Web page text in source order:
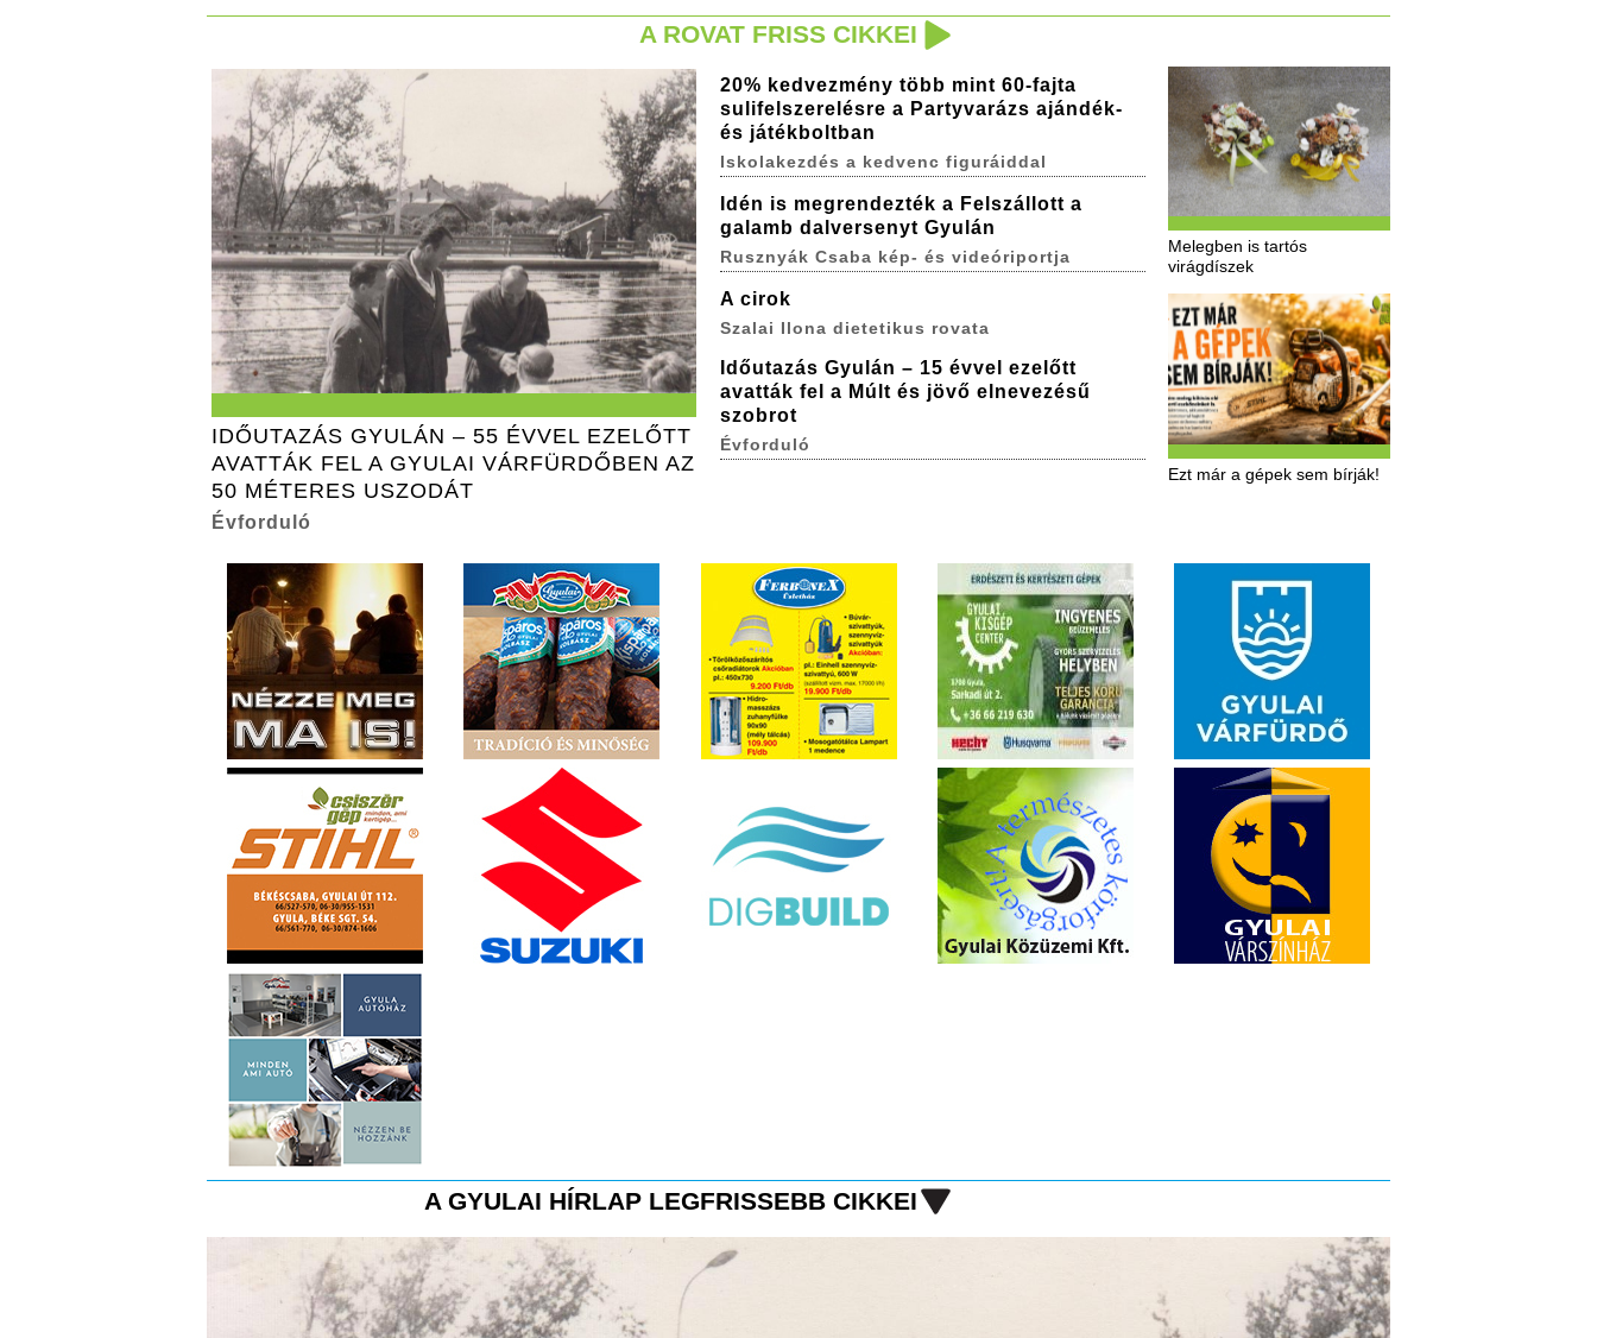
A ROVAT FRISS CIKKEI
IDŐUTAZÁS GYULÁN – 55 ÉVVEL EZELŐTT
AVATTÁK FEL A GYULAI VÁRFÜRDŐBEN AZ
50 MÉTERES USZODÁT
Évforduló
Melegben is tartós
virágdíszek
Ezt már a gépek sem bírják!
20% kedvezmény több mint 60-fajta
sulifelszerelésre a Partyvarázs ajándék-
és játékboltban
Iskolakezdés a kedvenc figuráiddal
Idén is megrendezték a Felszállott a
galamb dalversenyt Gyulán
Rusznyák Csaba kép- és videóriportja
A cirok
Szalai Ilona dietetikus rovata
Időutazás Gyulán – 15 évvel ezelőtt
avatták fel a Múlt és jövő elnevezésű
szobrot
Évforduló
A GYULAI HÍRLAP LEGFRISSEBB CIKKEI